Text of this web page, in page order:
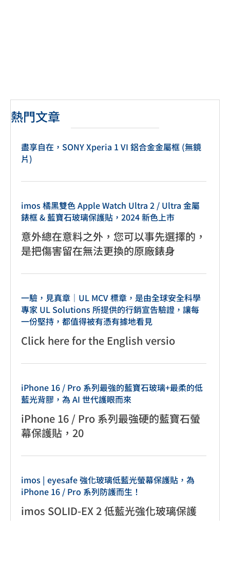
熱門文章
盡享自在，SONY Xperia 1 VI 鋁合金金屬框 (無鏡
片)
imos 橘黑雙色 Apple Watch Ultra 2 / Ultra 金屬
錶框 & 藍寶石玻璃保護貼，2024 新色上市
意外總在意料之外，您可以事先選擇的，
是把傷害留在無法更換的原廠錶身
一驗，見真章｜UL MCV 標章，是由全球安全科學
專家 UL Solutions 所提供的行銷宣告驗證，讓每
一份堅持，都值得被有憑有據地看見
Click here for the English versio
iPhone 16 / Pro 系列最強的藍寶石玻璃+最柔的低
藍光背膠，為 AI 世代護眼而來
iPhone 16 / Pro 系列最強硬的藍寶石螢
幕保護貼，20
imos | eyesafe 強化玻璃低藍光螢幕保護貼，為
iPhone 16 / Pro 系列防護而生！
imos SOLID-EX 2 低藍光強化玻璃保護